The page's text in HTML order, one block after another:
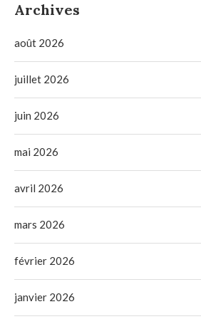
Archives
août 2026
juillet 2026
juin 2026
mai 2026
avril 2026
mars 2026
février 2026
janvier 2026